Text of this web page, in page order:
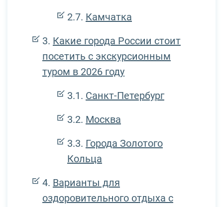
Камчатка
Какие города России стоит
посетить с экскурсионным
туром в 2026 году
Санкт-Петербург
Москва
Города Золотого
Кольца
Варианты для
оздоровительного отдыха с